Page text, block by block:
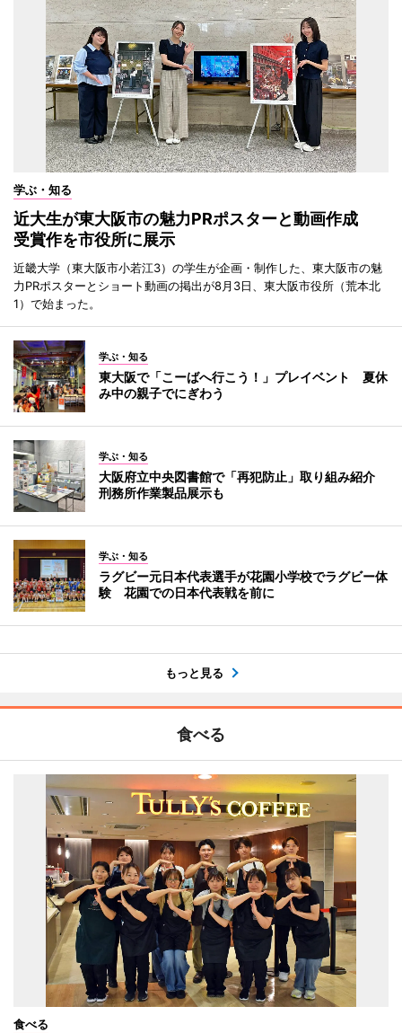
学ぶ・知る
近大生が東大阪市の魅力PRポスターと動画作成
受賞作を市役所に展示
近畿大学（東大阪市小若江3）の学生が企画・制作した、東大阪市の魅
力PRポスターとショート動画の掲出が8月3日、東大阪市役所（荒本北
1）で始まった。
学ぶ・知る
東大阪で「こーばへ行こう！」プレイベント 夏休
み中の親子でにぎわう
学ぶ・知る
大阪府立中央図書館で「再犯防止」取り組み紹介
刑務所作業製品展示も
学ぶ・知る
ラグビー元日本代表選手が花園小学校でラグビー体
験 花園での日本代表戦を前に
もっと見る
食べる
食べる